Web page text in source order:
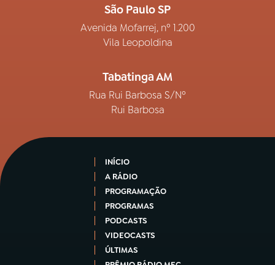
São Paulo SP
Avenida Mofarrej, nº 1.200
Vila Leopoldina
Tabatinga AM
Rua Rui Barbosa S/Nº
Rui Barbosa
INÍCIO
A RÁDIO
PROGRAMAÇÃO
PROGRAMAS
PODCASTS
VIDEOCASTS
ÚLTIMAS